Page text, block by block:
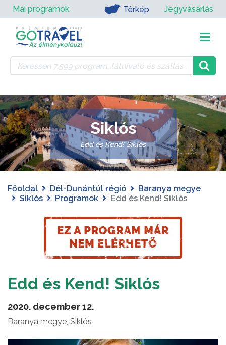
Mai programok Térkép Jegyvásárlás
Siklós
Edd és Kend! Siklós
Főoldal Dél-Dunántúl régió
Baranya megye
Siklós
Programok Edd és Kend! Siklós
Edd és Kend! Siklós
2020. december 12.
Baranya megye, Siklós